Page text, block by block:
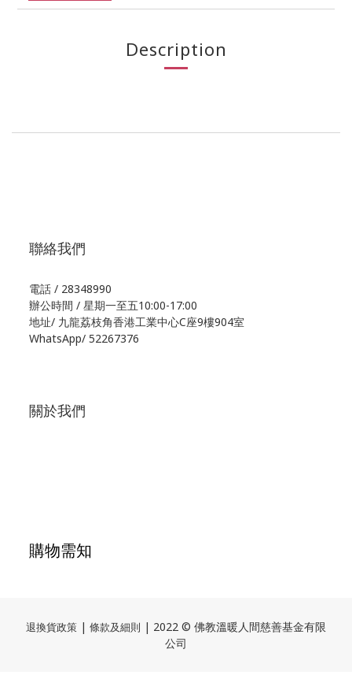
Description
聯絡我們
電話 / 28348990
辦公時間 / 星期一至五10:00-17:00
地址/ 九龍荔枝角香港工業中心C座9樓904室
WhatsApp/ 52267376
關於我們
購物需知
退換貨政策 | 條款及細則 | 2022 © 佛教溫暖人間慈善基金有限
公司